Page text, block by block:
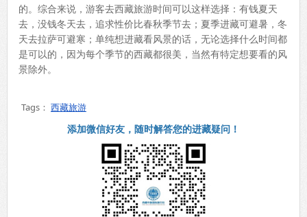
的。综合来说，游客去西藏旅游时间可以这样选择：有钱夏天
去，没钱冬天去，追求性价比春秋季节去；夏季进藏可避暑，冬
天去拉萨可避寒；单纯想进藏看风景的话，无论选择什么时间都
是可以的，因为每个季节的西藏都很美，当然有特定想要看的风
景除外。
Tags： 西藏旅游
添加微信好友，随时解答您的进藏疑问！